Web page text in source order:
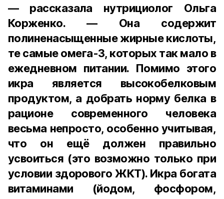
— рассказала нутрициолог Ольга
Корженко. — Она содержит
полиненасыщенные жирные кислоты,
те самые омега-3, которых так мало в
ежедневном питании. Помимо этого
икра является высокобелковым
продуктом, а добрать норму белка в
рационе современного человека
весьма непросто, особенно учитывая,
что он ещё должен правильно
усвоиться (это возможно только при
условии здорового ЖКТ). Икра богата
витаминами (йодом, фосфором,